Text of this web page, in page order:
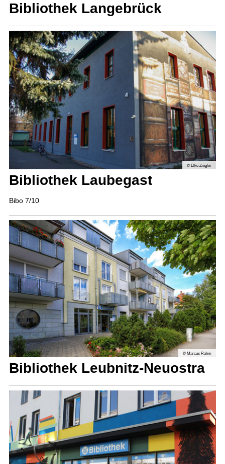
Bibliothek Langebrück
© Elke Ziegler
Bibliothek Laubegast
Bibo 7/10
© Marcus Rahm
Bibliothek Leubnitz-Neuostra